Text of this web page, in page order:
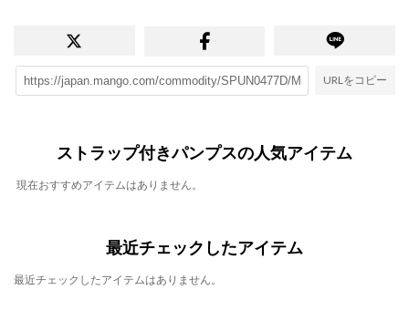
URLをコピー
ストラップ付きパンプスの人気アイテム
現在おすすめアイテムはありません。
最近チェックしたアイテム
最近チェックしたアイテムはありません。